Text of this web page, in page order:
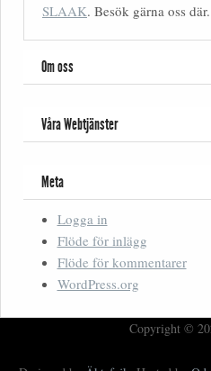
SLAAK. Besök gärna oss där.
Om oss
Våra Webtjänster
Meta
Logga in
Flöde för inlägg
Flöde för kommentarer
WordPress.org
Copyright ©